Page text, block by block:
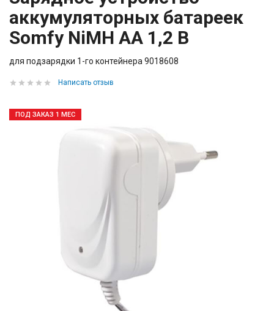
аккумуляторных батареек
Somfy NiMH AA 1,2 В
для подзарядки 1-го контейнера 9018608
Написать отзыв
ПОД ЗАКАЗ 1 МЕС